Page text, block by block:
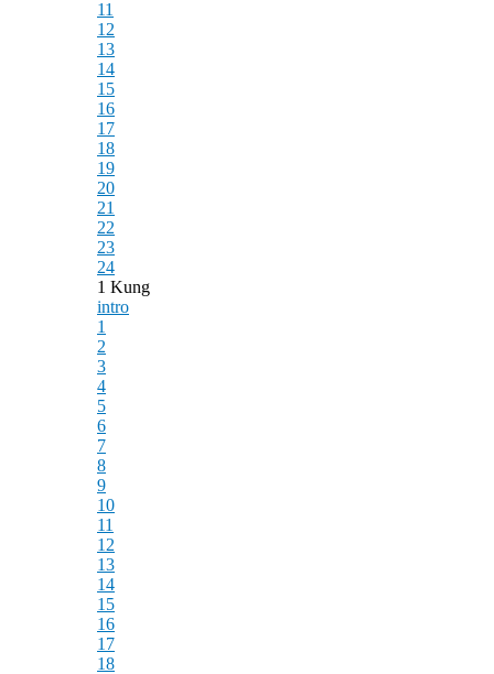
11
12
13
14
15
16
17
18
19
20
21
22
23
24
1 Kung
intro
1
2
3
4
5
6
7
8
9
10
11
12
13
14
15
16
17
18